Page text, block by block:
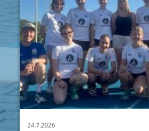
24.7.2026